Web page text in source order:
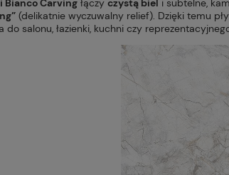
Bianco Carving łączy czystą biel i subtelne,
(delikatnie wyczuwalny relief). Dzięki temu
do salonu, łazienki, kuchni czy